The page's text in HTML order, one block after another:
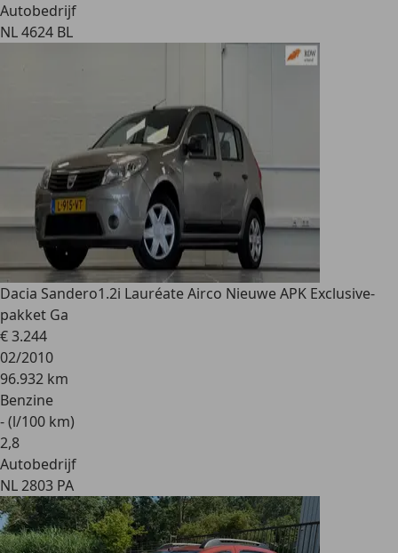
Autobedrijf
NL 4624 BL
Dacia Sandero1.2i Lauréate Airco Nieuwe APK Exclusive-
pakket Ga
€ 3.244
02/2010
96.932 km
Benzine
- (l/100 km)
2,8
Autobedrijf
NL 2803 PA